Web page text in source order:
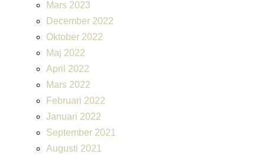
Mars 2023
December 2022
Oktober 2022
Maj 2022
April 2022
Mars 2022
Februari 2022
Januari 2022
September 2021
Augusti 2021